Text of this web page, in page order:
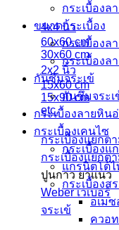
4x4 นิ้ว
60x60 cm
30x60 cm
2x2 นิ้ว
15x60 cm
15x90 cm
etc.
กระเบื้องแยกต
กระเบื้องแยกต
ปูนกาว ยาแนว
Weber เวเบอร์
จระเข้
กระเบื้องล
ขนาดกระเบื้อง
กระเบื้องล
กระเบื้องล
กันซึมจระเข้
กันซึมจระ
กระเบื้องลายหิน
กระเบื้องเคนไซ
กระเบื้องแ
แกรนิตโต้
กระเบื้องส
อเม
ควอ